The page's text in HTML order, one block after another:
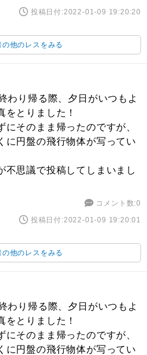
投稿日付:2022-01-09 19:20:20
の他のレスをみる
わり帰る際、夕日がいつもよ
をとりました！
そのまま帰ったのですが、
に円盤の飛行物体が写ってい
不思議で投稿してしまいまし
コメント数:0
投稿日付:2022-01-09 19:20:01
の他のレスをみる
わり帰る際、夕日がいつもよ
をとりました！
そのまま帰ったのですが、
に円盤の飛行物体が写ってい